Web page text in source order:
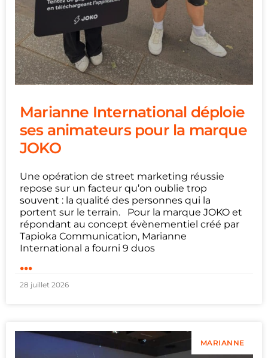
Marianne International déploie
ses animateurs pour la marque
JOKO
Une opération de street marketing réussie
repose sur un facteur qu’on oublie trop
souvent : la qualité des personnes qui la
portent sur le terrain. Pour la marque JOKO et
répondant au concept évènementiel créé par
Tapioka Communication, Marianne
International a fourni 9 duos
...
28 juillet 2026
MARIANNE